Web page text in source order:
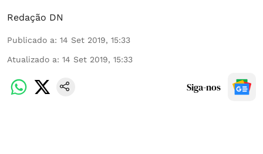
Redação DN
Publicado a: 14 Set 2019, 15:33
Atualizado a: 14 Set 2019, 15:33
Siga-nos